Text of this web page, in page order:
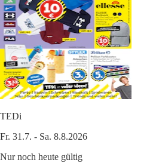
TEDi
Fr. 31.7. - Sa. 8.8.2026
Nur noch heute gültig